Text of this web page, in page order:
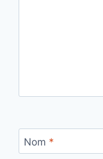
Nom *